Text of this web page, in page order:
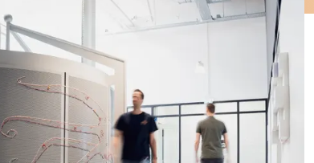
Creatief DTP
Copywriting
Animatie en video
Bannering